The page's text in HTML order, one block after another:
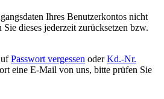
Ihres Benutzerkontos nicht
dieses jederzeit zurücksetzen bzw.
Passwort vergessen oderKd.-Nr.
eine E-Mail von uns, bitte prüfen Sie